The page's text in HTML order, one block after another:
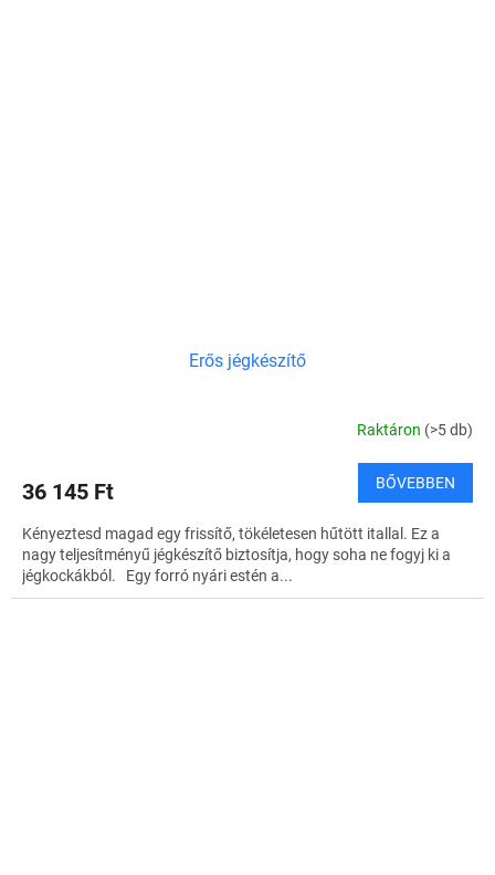
Erős jégkészítő
Raktáron (>5 db)
36 145 Ft BŐVEBBEN
Kényeztesd magad egy frissítő, tökéletesen hűtött itallal. Ez a
nagy teljesítményű jégkészítő biztosítja, hogy soha ne fogyj ki a
jégkockákból. Egy forró nyári estén a...